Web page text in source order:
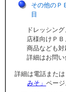
その他のＰ
目
ドレッシン
店様向けＰ
商品なども対
詳細はお問い
詳細は電話また
みそ」 ページ